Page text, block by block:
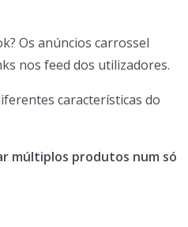
Os anúncios carrossel
nos feed dos utilizadores.
características do
múltiplos produtos num só